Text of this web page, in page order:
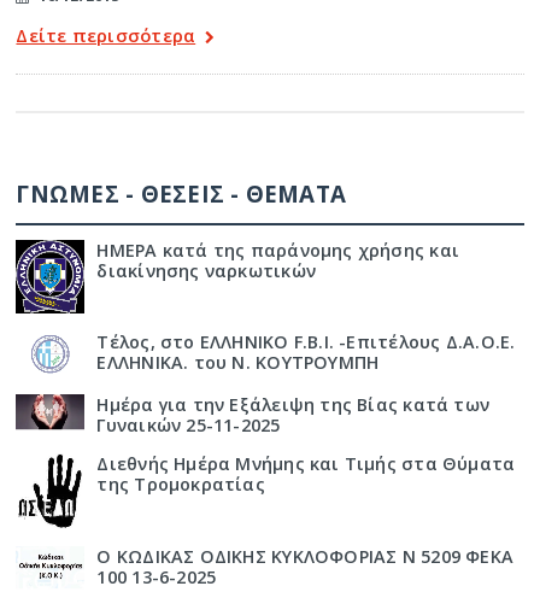
Δείτε περισσότερα
ΓΝΩΜΕΣ - ΘΕΣΕΙΣ - ΘΕΜΑΤΑ
ΗΜΕΡΑ κατά της παράνομης χρήσης και
διακίνησης ναρκωτικών
Τέλος, στο ΕΛΛΗΝΙΚΟ F.B.I. -Επιτέλους Δ.Α.Ο.Ε.
ΕΛΛΗΝΙΚΑ. του Ν. ΚΟΥΤΡΟΥΜΠΗ
Ημέρα για την Εξάλειψη της Βίας κατά των
Γυναικών 25-11-2025
Διεθνής Ημέρα Μνήμης και Τιμής στα Θύματα
της Τρομοκρατίας
Ο ΚΩΔΙΚΑΣ ΟΔΙΚΗΣ ΚΥΚΛΟΦΟΡΙΑΣ Ν 5209 ΦΕΚΑ
100 13-6-2025